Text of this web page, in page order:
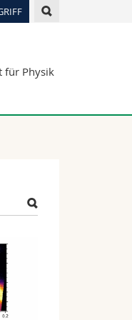
für Physik